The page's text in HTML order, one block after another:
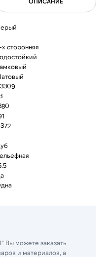
х сторонняя
можете заказать
и материалов, а